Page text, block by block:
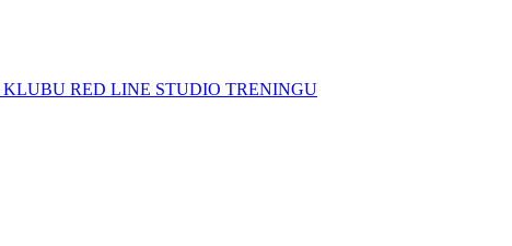
RED LINE STUDIO TRENINGU